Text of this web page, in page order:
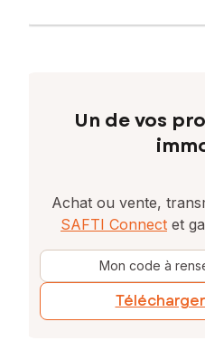
Un de vos
Achat ou vente,
SAFTI Connect et
Mon code à